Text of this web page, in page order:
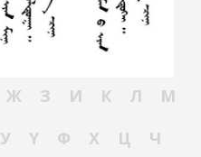
Ж З И К Л
М
У Ү Ф Х Ц
Ч